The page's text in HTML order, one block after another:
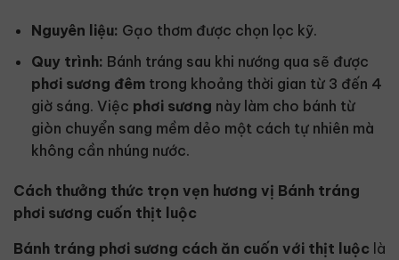
Nguyên liệu: Gạo thơm được chọn lọc kỹ.
Quy trình: Bánh tráng sau khi nướng qua sẽ được
phơi sương đêm trong khoảng thời gian từ 3 đến 4
giờ sáng. Việc phơi sương này làm cho bánh từ
giòn chuyển sang mềm dẻo một cách tự nhiên mà
không cần nhúng nước.
Cách thưởng thức trọn vẹn hương vị Bánh tráng
phơi sương cuốn thịt luộc
Bánh tráng phơi sương cách ăn cuốn với thịt luộc là